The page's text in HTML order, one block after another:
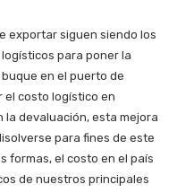
exportar siguen siendo los
para poner la
en el puerto de
el costo logístico en
devaluación, esta mejora
para fines de este
formas, el costo en el país
de nuestros principales